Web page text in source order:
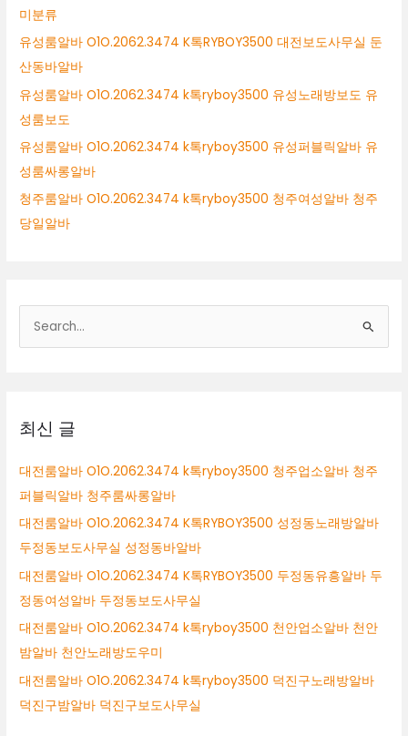
미분류
유성룸알바 O1O.2062.3474 K톡RYBOY3500 대전보도사무실 둔
산동바알바
유성룸알바 O1O.2062.3474 k톡ryboy3500 유성노래방보도 유
성룸보도
유성룸알바 O1O.2062.3474 k톡ryboy3500 유성퍼블릭알바 유
성룸싸롱알바
청주룸알바 O1O.2062.3474 k톡ryboy3500 청주여성알바 청주
당일알바
색
최신 글
대전룸알바 O1O.2062.3474 k톡ryboy3500 청주업소알바 청주
퍼블릭알바 청주룸싸롱알바
대전룸알바 O1O.2062.3474 K톡RYBOY3500 성정동노래방알바
두정동보도사무실 성정동바알바
대전룸알바 O1O.2062.3474 K톡RYBOY3500 두정동유흥알바 두
정동여성알바 두정동보도사무실
대전룸알바 O1O.2062.3474 k톡ryboy3500 천안업소알바 천안
밤알바 천안노래방도우미
대전룸알바 O1O.2062.3474 k톡ryboy3500 덕진구노래방알바
덕진구밤알바 덕진구보도사무실